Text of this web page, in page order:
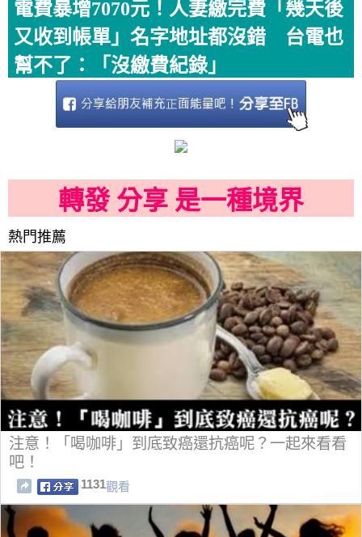
電費暴增7070元！人妻繳完費「幾天後
又收到帳單」名字地址都沒錯 台電也
幫不了：「沒繳費紀錄」
轉發 分享 是一種境界
熱門推薦
注意！「喝咖啡」到底致癌還抗癌呢？一起來看看
吧！
1131觀看